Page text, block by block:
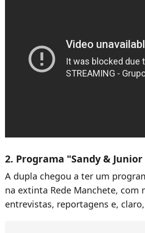
2. Programa "Sandy & Junior
A dupla chegou a ter um
na extinta Rede Manchete, com
entrevistas, reportagens e,